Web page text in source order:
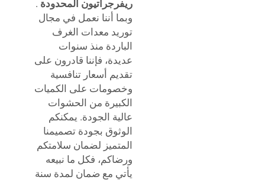
ريفرجراتيون المحدودة.
وبما أننا نعمل في مجال
توريد معدات الغرف
الباردة منذ سنوات
عديدة، فإننا قادرون على
تقديم أسعار تنافسية
وخصومات على الكميات
الكبيرة من الحشوات
عالية الجودة. يمكنكم
الوثوق بجودة تصميمنا
المتميز لضمان سلامتكم
ورضاكم، فكل ما نبيعه
يأتي مع ضمان لمدة سنة